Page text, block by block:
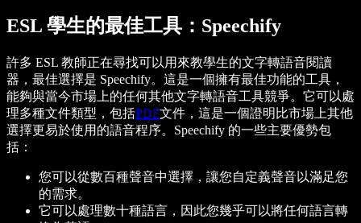
ESL 學生的最佳工具：Speechify
許多 ESL 教師正在尋找可以用來教學生的文字轉語音閱讀
器，最佳選擇是 Speechify。這是一個擁有最佳功能的工具，
能夠與當今市場上的任何其他文字轉語音工具競爭。它可以處
理多種文件類型，包括PDF文件，這是一個證明比市場上其他
選擇更易於使用的語音程序。Speechify 的一些主要優勢包
括：
您可以從數百種聲音中選擇，讓您自定義聲音以滿足您
的需求。
它可以處理數十種語言，因此您幾乎可以將任何語言轉